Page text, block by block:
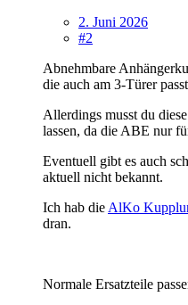
2. Juni 2026
#2
Abnehmbare
die auch am 3-Türer
Allerdings musst du
lassen, da die ABE nur
Eventuell gibt es auch
aktuell nicht bekannt.
Ich hab die AlKo
dran.
Normale Ersatzteile